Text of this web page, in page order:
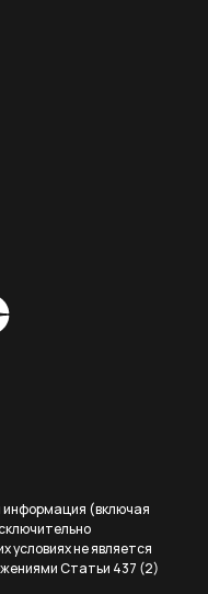
информация (включая
условиях не является
Статьи 437 (2)